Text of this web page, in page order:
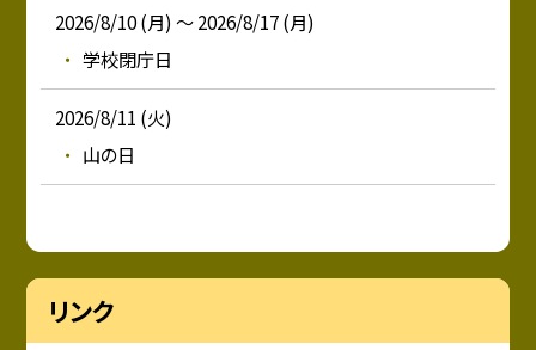
2026/8/10 (月) ～ 2026/8/17 (月)
学校閉庁日
2026/8/11 (火)
山の日
リンク